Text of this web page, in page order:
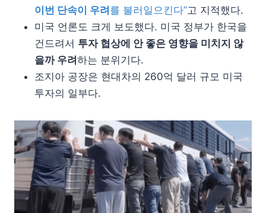
이번 단속이 우려 를 불러일으킨다”고 지적했다.
미국 언론도 크게 보도했다. 미국 정부가 한국을
건드려서 투자 협상에 안 좋은 영향을 미치지 않
을까 우려 하는 분위기다.
조지아 공장은 현대차의 260억 달러 규모 미국
투자의 일부다.